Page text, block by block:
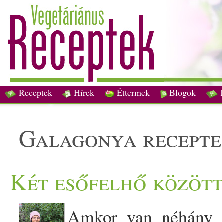
Receptek Hírek Éttermek Blogok
galagonya
Két esőfelhő
Amkor van